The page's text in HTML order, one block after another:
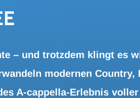
Event per Mail Die Ausgabe der
– und trotzdem klingt es
modernen Country,
A-cappella-Erlebnis